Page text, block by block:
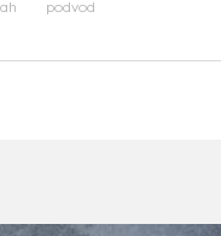
podvod